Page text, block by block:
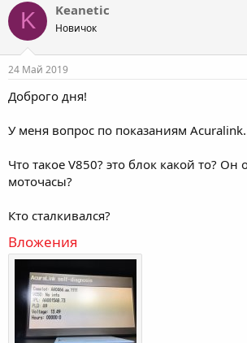
K Keanetic
Новичок
24 Май 2019
Доброго дня!
У меня вопрос по показаниям Acuralink.
Что такое V850? это блок какой то? Он
моточасы?
Кто сталкивался?
Вложения